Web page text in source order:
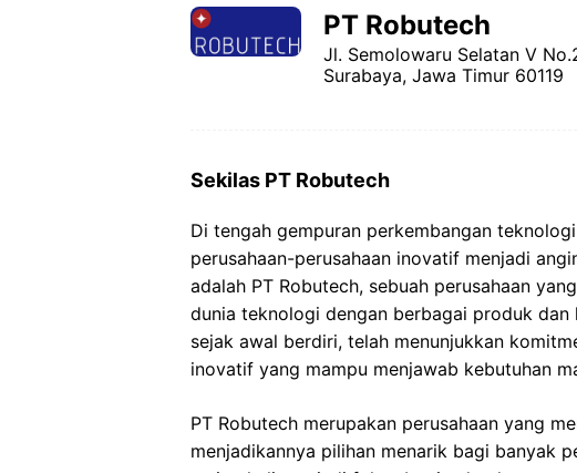
PT Robutech
Jl. Semolowaru Selatan V
Surabaya, Jawa Timur 60119
Sekilas PT Robutech
Di tengah gempuran perkembangan
perusahaan-perusahaan inovatif menjadi
adalah PT Robutech, sebuah perusahaan
dunia teknologi dengan berbagai produk dan
sejak awal berdiri, telah menunjukkan
inovatif yang mampu menjawab kebutuhan
PT Robutech merupakan perusahaan yang
menjadikannya pilihan menarik bagi banyak